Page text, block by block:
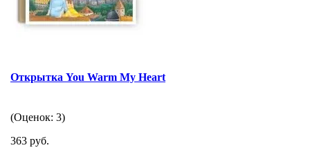
Открытка You Warm My Heart
(Оценок: 3)
363 руб.